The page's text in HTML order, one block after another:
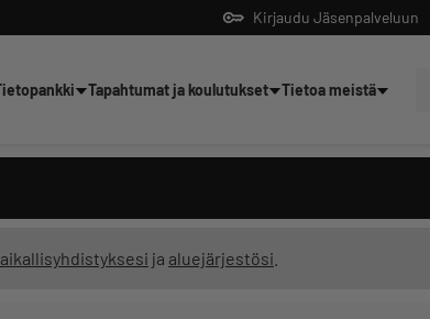
Kirjaudu Jäsenpalveluun
Tapahtumat ja koulutukset Tietoa meistä
ja aluejärjestösi
tekoälyltä